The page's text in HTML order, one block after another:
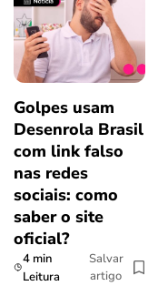
Golpes usam
Desenrola Brasil
com link falso
nas redes
sociais: como
saber o site
oficial?
4 min
Leitura
Salvar
artigo